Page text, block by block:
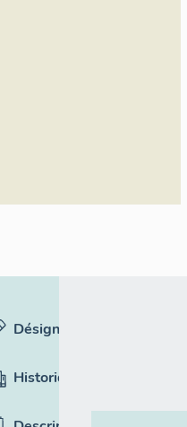
Désignation
Historique